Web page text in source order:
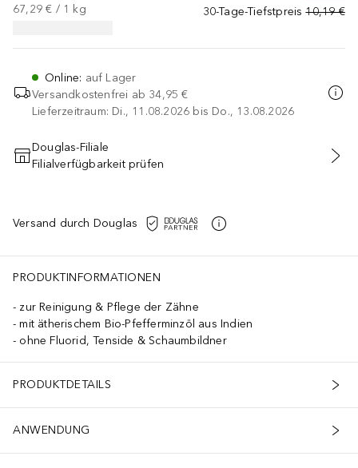
30-Tage-Tiefstpreis 10,19 €
67,29 € / 1 kg
Online: auf Lager
Versandkostenfrei ab 34,95 €
Lieferzeitraum: Di., 11.08.2026 bis Do., 13.08.2026
IN DEN WARENKORB
Douglas-Filiale
Filialverfügbarkeit prüfen
Versand durch Douglas
PRODUKTINFORMATIONEN
zur Reinigung & Pflege der Zähne
mit ätherischem Bio-Pfefferminzöl aus Indien
ohne Fluorid, Tenside & Schaumbildner
PRODUKTDETAILS
ANWENDUNG